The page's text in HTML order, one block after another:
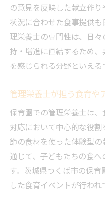
の意見を反映した献立作
状況に合わせた食事提供
理栄養士の専門性は、日
持・増進に直結するため
を感じられる分野といえる
管理栄養士が担う食育や
保育園での管理栄養士は
対応において中心的な役
節の食材を使った体験型
通じて、子どもたちの食
す。茨城県つくば市の保
した食育イベントが行われ